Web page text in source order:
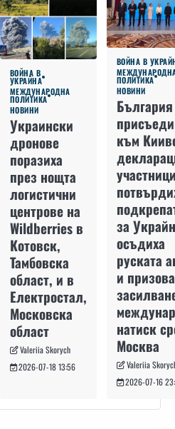
ВОЙНА В
УКРАЙНА
МЕЖДУНАРОДНА
ПОЛИТИКА
НОВИНИ
Украински
дронове
поразиха
през нощта
логистични
центрове на
Wildberries в
Котовск,
Тамбовска
област, и в
Електростал,
Московска
област
Valeriia Skorych
2026-07-18 13:56
ВОЙНА В
ПОЛИТИКА
НОВИНИ
към
за
осъдиха
руската
и
натиск
Москва
Valeriia
2026-07-16